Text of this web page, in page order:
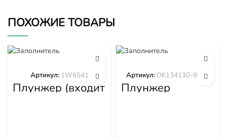
ПОХОЖИЕ ТОВАРЫ
Плунжер (входит
в 1W6539)
Артикул: 1W6541
Плунжер
DK134130-9320
Артикул: DK134130-9320